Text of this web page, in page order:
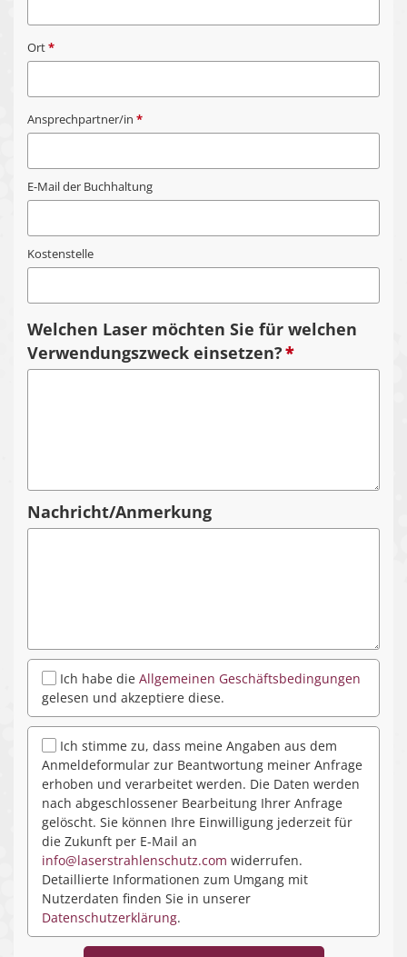
Ort*
Ansprechpartner/in *
E-Mail der Buchhaltung
Kostenstelle
Welchen Laser möchten Sie für welchen
Verwendungszweck einsetzen?*
Nachricht/Anmerkung
Ich habe die Allgemeinen Geschäftsbedingungen
gelesen und akzeptiere diese.
Ich stimme zu, dass meine Angaben aus dem
Anmeldeformular zur Beantwortung meiner Anfrage
erhoben und verarbeitet werden. Die Daten werden
nach abgeschlossener Bearbeitung Ihrer Anfrage
gelöscht. Sie können Ihre Einwilligung jederzeit für
die Zukunft per E-Mail an
info@laserstrahlenschutz.com widerrufen.
Detaillierte Informationen zum Umgang mit
Nutzerdaten finden Sie in unserer
Datenschutzerklärung.